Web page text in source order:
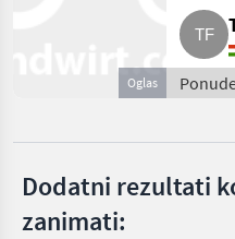
Oglas
Dodatni rezultati
zanimati: